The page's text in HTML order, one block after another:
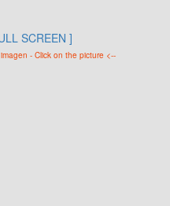
SCREEN ]
- Click on the picture <--